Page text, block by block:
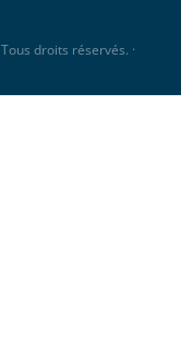
droits réservés. ·